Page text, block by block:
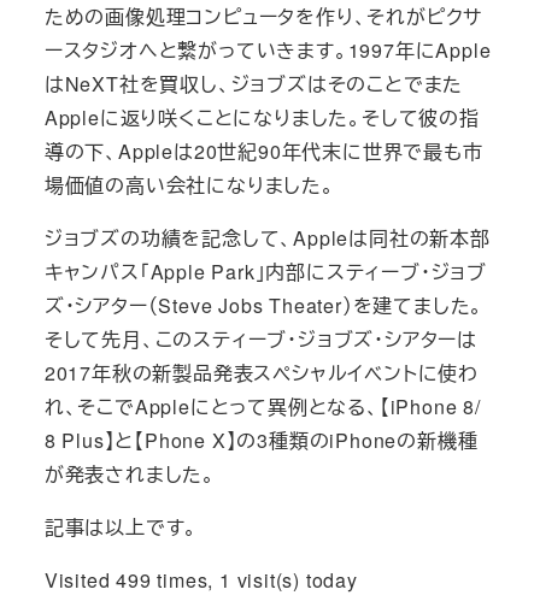
ための画像処理コンピュータを作り、それがピクサ
ースタジオへと繋がっていきます。1997年にApple
はNeXT社を買収し、ジョブズはそのことでまた
Appleに返り咲くことになりました。そして彼の指
導の下、Appleは20世紀90年代末に世界で最も市
場価値の高い会社になりました。
ジョブズの功績を記念して、Appleは同社の新本部
キャンパス「Apple Park」内部にスティーブ・ジョブ
ズ・シアター（Steve Jobs Theater）を建てました。
そして先月、このスティーブ・ジョブズ・シアターは
2017年秋の新製品発表スペシャルイベントに使わ
れ、そこでAppleにとって異例となる、【iPhone 8/
8 Plus】と【Phone X】の3種類のiPhoneの新機種
が発表されました。
記事は以上です。
Visited 499 times, 1 visit(s) today